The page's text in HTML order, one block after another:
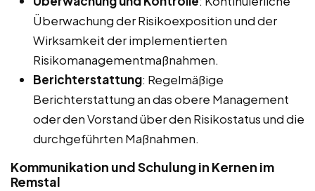
Überwachung der Risikoexposition und der
Wirksamkeit der implementierten
Risikomanagementmaßnahmen.
Berichterstattung: Regelmäßige
Berichterstattung an das obere Management
oder den Vorstand über den Risikostatus und die
durchgeführten Maßnahmen.
Kommunikation und Schulung in Kernen im
Remstal